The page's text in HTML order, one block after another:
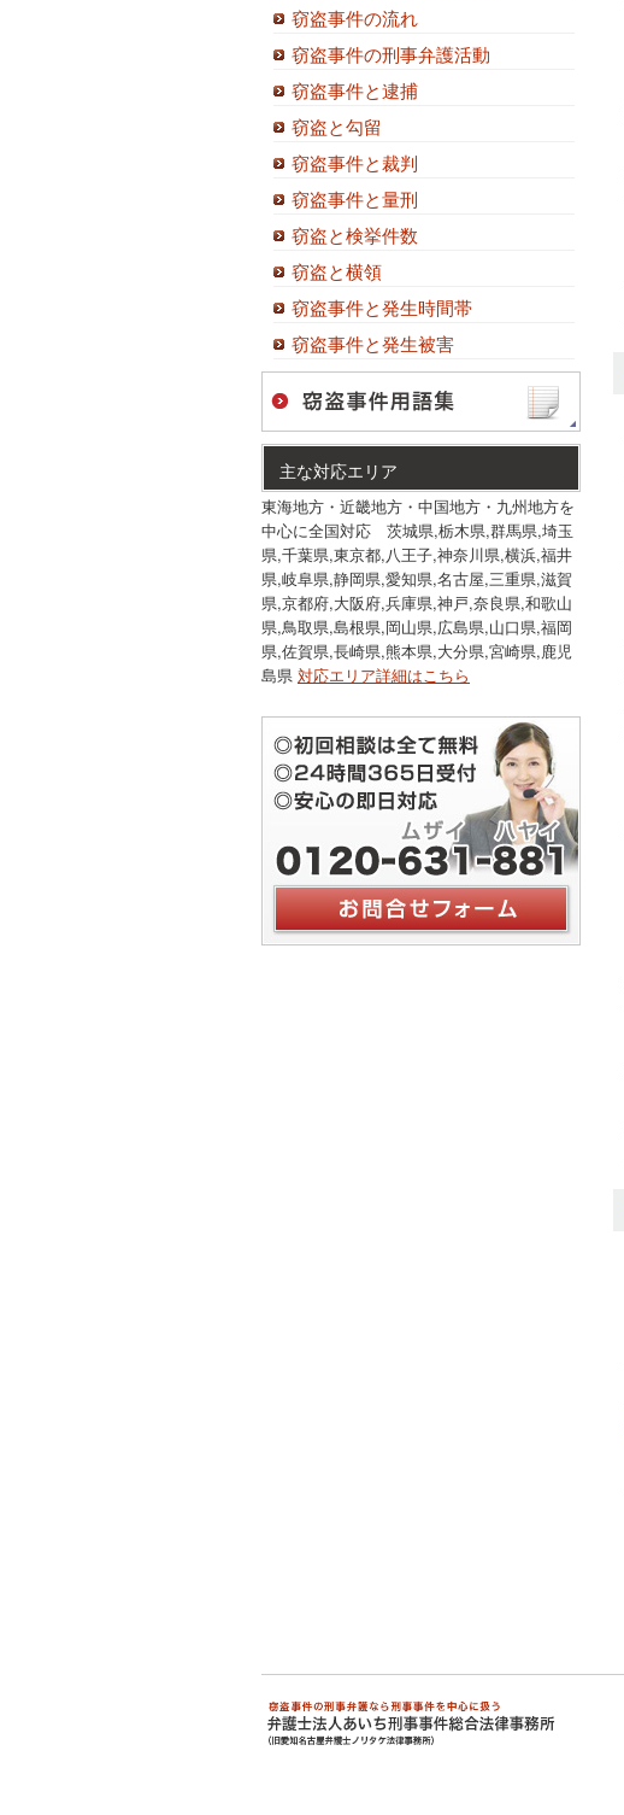
窃盗事件の流れ
窃盗事件の刑事弁護活動
窃盗事件と逮捕
窃盗と勾留
窃盗事件と裁判
窃盗事件と量刑
窃盗と検挙件数
窃盗と横領
窃盗事件と発生時間帯
窃盗事件と発生被害
主な対応エリア
東海地方・近畿地方・中国地方・九州地方を
中心に全国対応 茨城県,栃木県,群馬県,埼玉
県,千葉県,東京都,八王子,神奈川県,横浜,福井
県,岐阜県,静岡県,愛知県,名古屋,三重県,滋賀
県,京都府,大阪府,兵庫県,神戸,奈良県,和歌山
県,鳥取県,島根県,岡山県,広島県,山口県,福岡
県,佐賀県,長崎県,熊本県,大分県,宮崎県,鹿児
島県 対応エリア詳細はこちら